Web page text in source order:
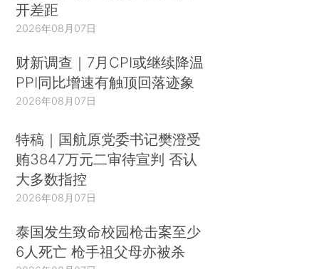
开差距
2026年08月07日
财新调查｜7月CPI或继续降温
PPI同比增速有触顶回落迹象
2026年08月07日
特稿｜国航原党委书记樊澄受
贿3847万元二审待宣判 否认
大多数指控
2026年08月07日
泰国发生致命校园枪击案至少
6人死亡 枪手祖父母亦被杀